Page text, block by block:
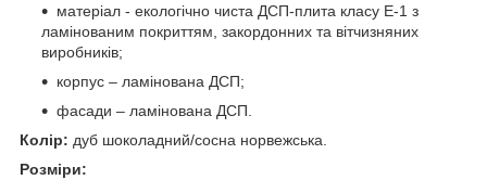
матеріал - екологічно чиста ДСП-плита класу Е-1 з
ламінованим покриттям, закордонних та вітчизняних
виробників;
корпус – ламінована ДСП;
фасади – ламінована ДСП.
Колір: дуб шоколадний/сосна норвежська.
Розміри: